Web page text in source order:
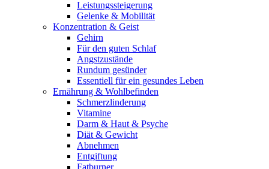
Leistungssteigerung
Gelenke & Mobilität
Konzentration & Geist
Gehirn
Für den guten Schlaf
Angstzustände
Rundum gesünder
Essentiell für ein gesundes Leben
Ernährung & Wohlbefinden
Schmerzlinderung
Vitamine
Darm & Haut & Psyche
Diät & Gewicht
Abnehmen
Entgiftung
Fatburner